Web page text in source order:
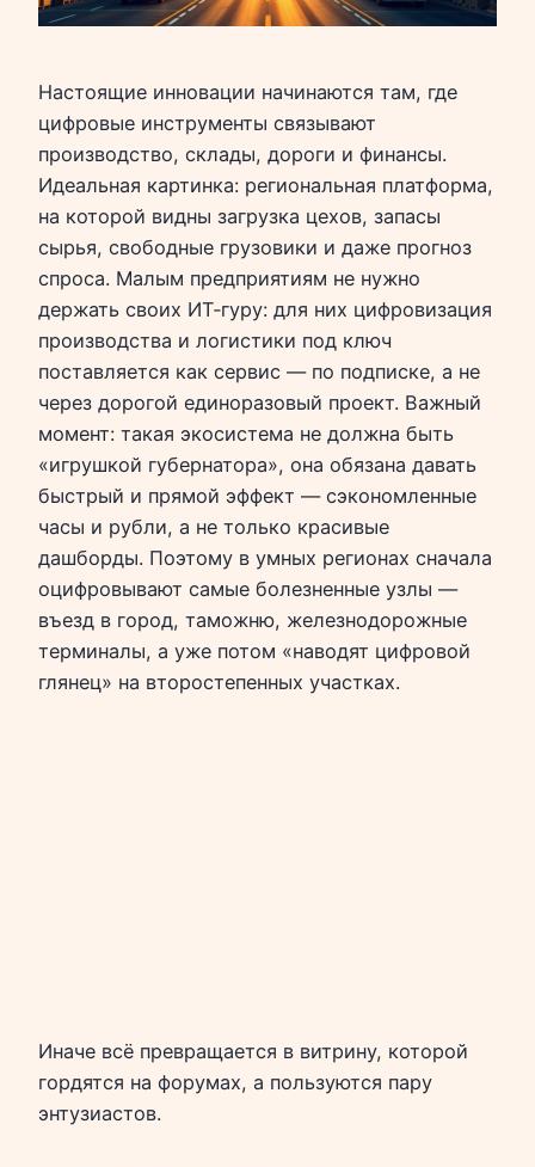
Настоящие инновации начинаются там, где
цифровые инструменты связывают
производство, склады, дороги и финансы.
Идеальная картинка: региональная платформа,
на которой видны загрузка цехов, запасы
сырья, свободные грузовики и даже прогноз
спроса. Малым предприятиям не нужно
держать своих ИТ‑гуру: для них цифровизация
производства и логистики под ключ
поставляется как сервис — по подписке, а не
через дорогой единоразовый проект. Важный
момент: такая экосистема не должна быть
«игрушкой губернатора», она обязана давать
быстрый и прямой эффект — сэкономленные
часы и рубли, а не только красивые
дашборды. Поэтому в умных регионах сначала
оцифровывают самые болезненные узлы —
въезд в город, таможню, железнодорожные
терминалы, а уже потом «наводят цифровой
глянец» на второстепенных участках.
Иначе всё превращается в витрину, которой
гордятся на форумах, а пользуются пару
энтузиастов.